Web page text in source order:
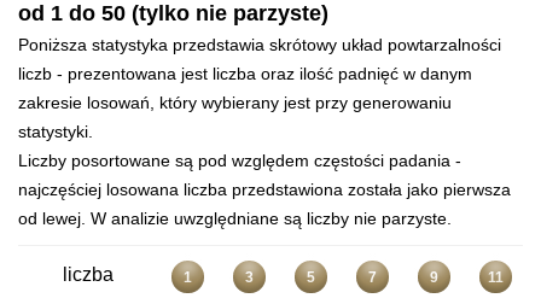
od 1 do 50 (tylko nie parzyste)
Poniższa statystyka przedstawia skrótowy układ powtarzalności
liczb - prezentowana jest liczba oraz ilość padnięć w danym
zakresie losowań, który wybierany jest przy generowaniu
statystyki.
Liczby posortowane są pod względem częstości padania -
najczęściej losowana liczba przedstawiona została jako pierwsza
od lewej. W analizie uwzględniane są liczby nie parzyste.
liczba 1 3 5 7 9 11